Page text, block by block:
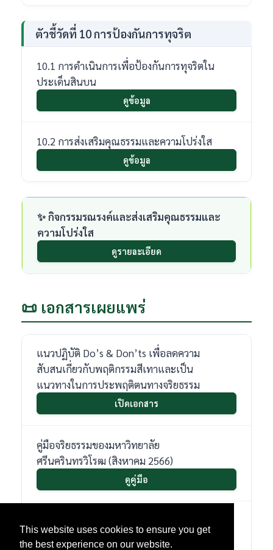
This website uses cookies to ensure you get
the best experience on our website.
ตัวชี้วัดที่ 10 การป้องกันการทุจริต
10.1 การดำเนินการเพื่อป้องกันการทุจริตใน
ประเด็นสินบน
ดูข้อมูล
10.2 การส่งเสริมคุณธรรมและความโปร่งใส
ดูข้อมูล
✨ กิจกรรมรณรงค์และส่งเสริมคุณธรรมและ
ความโปร่งใส
ดูรายละเอียด
📜 เอกสารเผยแพร่
แนวปฏิบัติ Do’s & Don’ts เพื่อลดความ
สับสนเกี่ยวกับพฤติกรรมสีเทาและเป็น
แนวทางในการประพฤติตนทางจริยธรรม
เปิดเอกสาร
คู่มือจริยธรรมของมหาวิทยาลัย
ศรีนครินทรวิโรฒ (สิงหาคม 2566)
ดูคู่มือ
ประมวลจริยธรรมของนายกสภามหาวิทยาลัย